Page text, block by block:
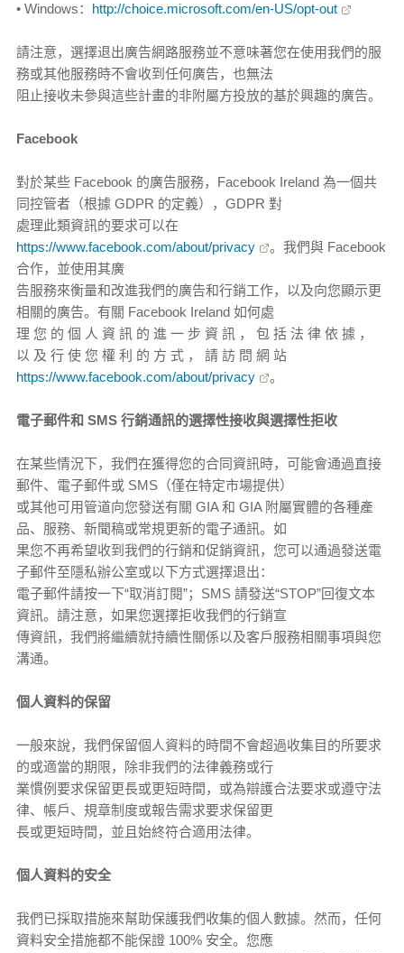
• Windows： http://choice.microsoft.com/en-US/opt-out
請注意，選擇退出廣告網路服務並不意味著您在使用我們的服
務或其他服務時不會收到任何廣告，也無法
阻止接收未參與這些計畫的非附屬方投放的基於興趣的廣告。
Facebook
對於某些 Facebook 的廣告服務，Facebook Ireland 為一個共
同控管者（根據 GDPR 的定義），GDPR 對
處理此類資訊的要求可以在
https://www.facebook.com/about/privacy
。我們與 Facebook
合作，並使用其廣
告服務來衡量和改進我們的廣告和行銷工作，以及向您顯示更
相關的廣告。有關 Facebook Ireland 如何處
理 您 的 個 人 資 訊 的 進 一 步 資 訊 ， 包 括 法 律 依 據 ，
以 及 行 使 您 權 利 的 方 式 ， 請 訪 問 網 站
https://www.facebook.com/about/privacy
。
電子郵件和 SMS 行銷通訊的選擇性接收與選擇性拒收
在某些情況下，我們在獲得您的合同資訊時，可能會通過直接
郵件、電子郵件或 SMS（僅在特定市場提供）
或其他可用管道向您發送有關 GIA 和 GIA 附屬實體的各種產
品、服務、新聞稿或常規更新的電子通訊。如
果您不再希望收到我們的行銷和促銷資訊，您可以通過發送電
子郵件至隱私辦公室或以下方式選擇退出：
電子郵件請按一下“取消訂閱”；SMS 請發送“STOP”回復文本
資訊。請注意，如果您選擇拒收我們的行銷宣
傳資訊，我們將繼續就持續性關係以及客戶服務相關事項與您
溝通。
個人資料的保留
一般來說，我們保留個人資料的時間不會超過收集目的所要求
的或適當的期限，除非我們的法律義務或行
業慣例要求保留更長或更短時間，或為辯護合法要求或遵守法
律、帳戶、規章制度或報告需求要求保留更
長或更短時間，並且始終符合適用法律。
個人資料的安全
我們已採取措施來幫助保護我們收集的個人數據。然而，任何
資料安全措施都不能保證 100% 安全。您應